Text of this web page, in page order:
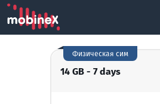
14 GB - 7 days
Физическая сим